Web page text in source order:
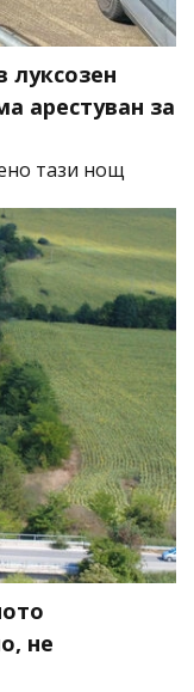
арестуван за
тази нощ
не